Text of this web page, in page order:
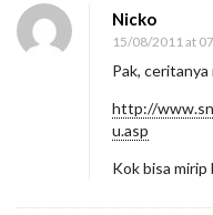
Nicko
15/08/2011 at
Pak,
http://
u.asp
Kok bisa